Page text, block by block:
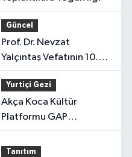
Güncel
Prof. Dr. Nevzat
Yalçıntaş Vefatının 10.
Yılında Anıldı
Yurtiçi Gezi
Akça Koca Kültür
Platformu GAP
Gezisinden Döndü
Tanıtım